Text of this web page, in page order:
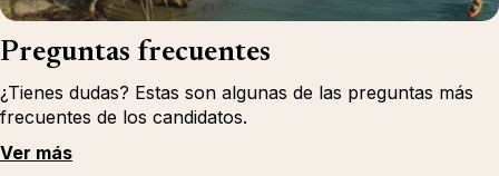
Preguntas frecuentes
¿Tienes dudas? Estas son algunas de las preguntas más
frecuentes de los candidatos.
Ver más